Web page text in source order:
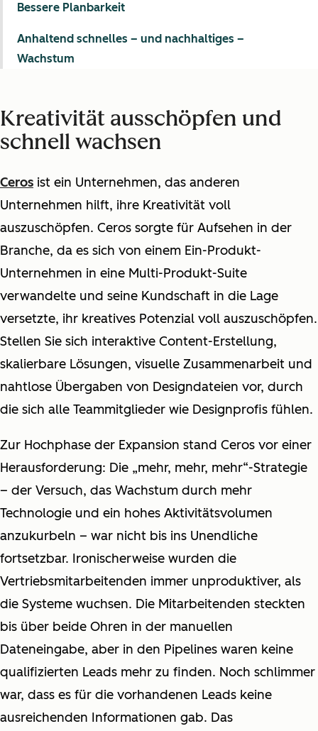
Kreativität ausschöpfen und
schnell wachsen
Ceros ist ein Unternehmen, das anderen
Unternehmen hilft, ihre Kreativität voll
auszuschöpfen. Ceros sorgte für Aufsehen in der
Branche, da es sich von einem Ein-Produkt-
Unternehmen in eine Multi-Produkt-Suite
verwandelte und seine Kundschaft in die Lage
versetzte, ihr kreatives Potenzial voll auszuschöpfen.
Stellen Sie sich interaktive Content-Erstellung,
skalierbare Lösungen, visuelle Zusammenarbeit und
nahtlose Übergaben von Designdateien vor, durch
die sich alle Teammitglieder wie Designprofis fühlen.
Zur Hochphase der Expansion stand Ceros vor einer
Herausforderung: Die „mehr, mehr, mehr“-Strategie
– der Versuch, das Wachstum durch mehr
Technologie und ein hohes Aktivitätsvolumen
anzukurbeln – war nicht bis ins Unendliche
fortsetzbar. Ironischerweise wurden die
Vertriebsmitarbeitenden immer unproduktiver, als
die Systeme wuchsen. Die Mitarbeitenden steckten
bis über beide Ohren in der manuellen
Dateneingabe, aber in den Pipelines waren keine
qualifizierten Leads mehr zu finden. Noch schlimmer
war, dass es für die vorhandenen Leads keine
ausreichenden Informationen gab. Das
Bessere Planbarkeit
Anhaltend schnelles – und nachhaltiges –
Wachstum